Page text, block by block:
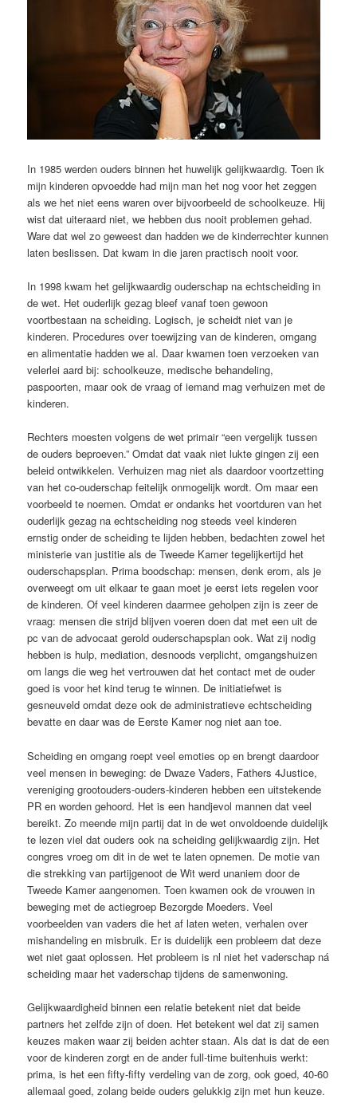
In 1985 werden ouders binnen het huwelijk gelijkwaardig. Toen ik
mijn kinderen opvoedde had mijn man het nog voor het zeggen
als we het niet eens waren over bijvoorbeeld de schoolkeuze. Hij
wist dat uiteraard niet, we hebben dus nooit problemen gehad.
Ware dat wel zo geweest dan hadden we de kinderrechter kunnen
laten beslissen. Dat kwam in die jaren practisch nooit voor.
In 1998 kwam het gelijkwaardig ouderschap na echtscheiding in
de wet. Het ouderlijk gezag bleef vanaf toen gewoon
voortbestaan na scheiding. Logisch, je scheidt niet van je
kinderen. Procedures over toewijzing van de kinderen, omgang
en alimentatie hadden we al. Daar kwamen toen verzoeken van
velerlei aard bij: schoolkeuze, medische behandeling,
paspoorten, maar ook de vraag of iemand mag verhuizen met de
kinderen.
Rechters moesten volgens de wet primair “een vergelijk tussen
de ouders beproeven.” Omdat dat vaak niet lukte gingen zij een
beleid ontwikkelen. Verhuizen mag niet als daardoor voortzetting
van het co-ouderschap feitelijk onmogelijk wordt. Om maar een
voorbeeld te noemen. Omdat er ondanks het voortduren van het
ouderlijk gezag na echtscheiding nog steeds veel kinderen
ernstig onder de scheiding te lijden hebben, bedachten zowel het
ministerie van justitie als de Tweede Kamer tegelijkertijd het
ouderschapsplan. Prima boodschap: mensen, denk erom, als je
overweegt om uit elkaar te gaan moet je eerst iets regelen voor
de kinderen. Of veel kinderen daarmee geholpen zijn is zeer de
vraag: mensen die strijd blijven voeren doen dat met een uit de
pc van de advocaat gerold ouderschapsplan ook. Wat zij nodig
hebben is hulp, mediation, desnoods verplicht, omgangshuizen
om langs die weg het vertrouwen dat het contact met de ouder
goed is voor het kind terug te winnen. De initiatiefwet is
gesneuveld omdat deze ook de administratieve echtscheiding
bevatte en daar was de Eerste Kamer nog niet aan toe.
Scheiding en omgang roept veel emoties op en brengt daardoor
veel mensen in beweging: de Dwaze Vaders, Fathers 4Justice,
vereniging grootouders-ouders-kinderen hebben een uitstekende
PR en worden gehoord. Het is een handjevol mannen dat veel
bereikt. Zo meende mijn partij dat in de wet onvoldoende duidelijk
te lezen viel dat ouders ook na scheiding gelijkwaardig zijn. Het
congres vroeg om dit in de wet te laten opnemen. De motie van
die strekking van partijgenoot de Wit werd unaniem door de
Tweede Kamer aangenomen. Toen kwamen ook de vrouwen in
beweging met de actiegroep Bezorgde Moeders. Veel
voorbeelden van vaders die het af laten weten, verhalen over
mishandeling en misbruik. Er is duidelijk een probleem dat deze
wet niet gaat oplossen. Het probleem is nl niet het vaderschap ná
scheiding maar het vaderschap tijdens de samenwoning.
Gelijkwaardigheid binnen een relatie betekent niet dat beide
partners het zelfde zijn of doen. Het betekent wel dat zij samen
keuzes maken waar zij beiden achter staan. Als dat is dat de een
voor de kinderen zorgt en de ander full-time buitenhuis werkt:
prima, is het een fifty-fifty verdeling van de zorg, ook goed, 40-60
allemaal goed, zolang beide ouders gelukkig zijn met hun keuze.